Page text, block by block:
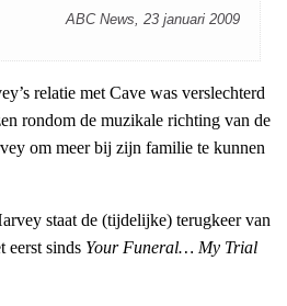
ABC News, 23 januari 2009
relatie met Cave was verslechterd
rondom de muzikale richting van de
om meer bij zijn familie te kunnen
staat de (tijdelijke) terugkeer van
eerst sinds Your Funeral… My Trial